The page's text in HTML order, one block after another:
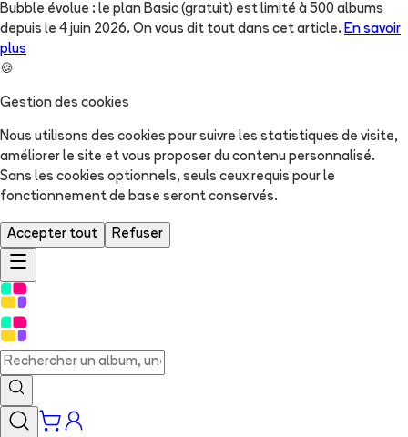
Bubble évolue : le plan Basic (gratuit) est limité à 500 albums
depuis le 4 juin 2026. On vous dit tout dans cet article. En savoir
plus
🍪
Gestion des cookies
Nous utilisons des cookies pour suivre les statistiques de visite,
améliorer le site et vous proposer du contenu personnalisé.
Sans les cookies optionnels, seuls ceux requis pour le
fonctionnement de base seront conservés.
Accepter tout Refuser